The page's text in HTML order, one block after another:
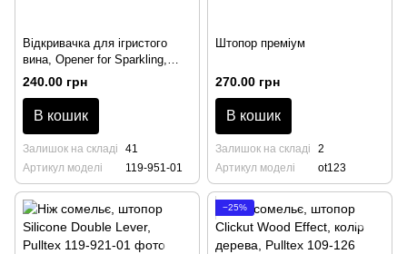
Відкривачка для ігристого
вина, Opener for Sparkling,
чорного кольору, Pulltex
240.00 грн
В кошик
Залишок на складі
41
Артикул моделі
119-951-01
Штопор преміум
270.00 грн
В кошик
Залишок на складі
2
Артикул моделі
ot123
−25%